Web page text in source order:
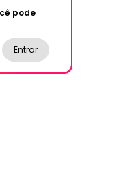
pode
Entrar